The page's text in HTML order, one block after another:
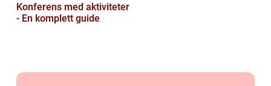
Konferens med aktiviteter
- En komplett guide